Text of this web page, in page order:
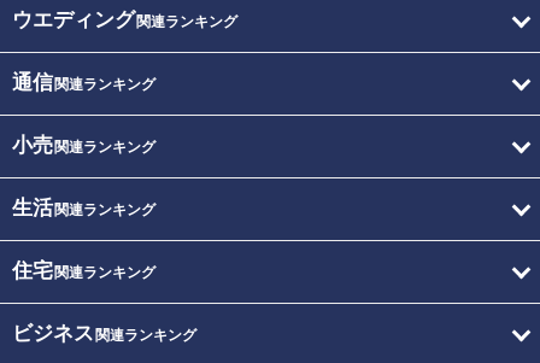
ウエディング関連ランキング
通信関連ランキング
小売関連ランキング
生活関連ランキング
住宅関連ランキング
ビジネス 関連ランキング